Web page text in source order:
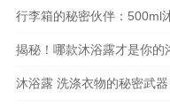
行李箱的秘密伙伴：500ml
揭秘！哪款沐浴露才是你的
沐浴露 洗涤衣物的秘密武器